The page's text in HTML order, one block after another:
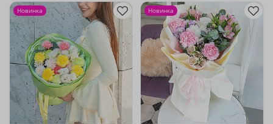
Новинка Новинка